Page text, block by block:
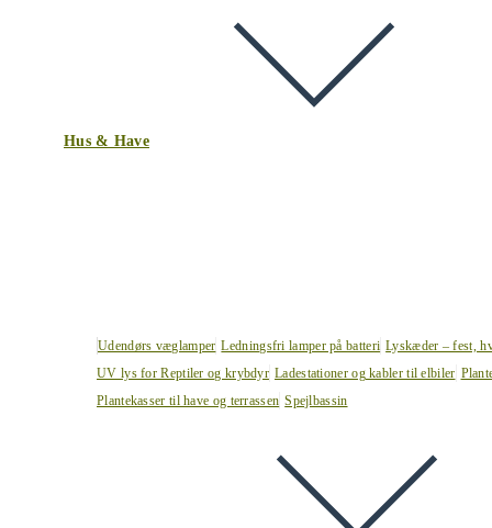
Hus & Have
Udendørs væglamper Ledningsfri lamper på batteri Lyskæder – fest,
UV lys for Reptiler og krybdyr Ladestationer og kabler til elbiler
Plantekasser til have og terrassen Spejlbassin